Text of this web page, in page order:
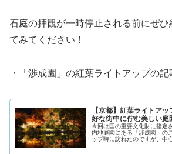
石庭の拝観が一時停止される前にぜひ
てみてください！
・「渉成園」の紅葉ライトアップの記
【京都】紅葉ライトア
好な街中に佇む美しい庭
今回は国の重要文化財に指定
内地庭園にある「渉成園」の
ップ時に訪れたのですが、中